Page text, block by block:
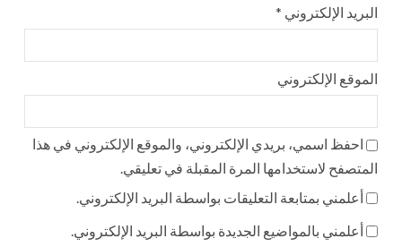
البريد الإلكتروني *
الموقع الإلكتروني
احفظ اسمي، بريدي الإلكتروني، والموقع الإلكتروني في هذا
المتصفح لاستخدامها المرة المقبلة في تعليقي.
أعلمني بمتابعة التعليقات بواسطة البريد الإلكتروني.
أعلمني بالمواضيع الجديدة بواسطة البريد الإلكتروني.